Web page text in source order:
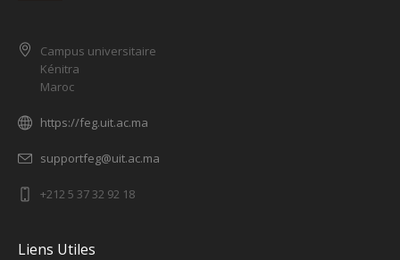
Campus universitaire
Kénitra
Maroc
https://feg.uit.ac.ma
supportfeg@uit.ac.ma
+212 5 37 32 92 18
Liens Utiles